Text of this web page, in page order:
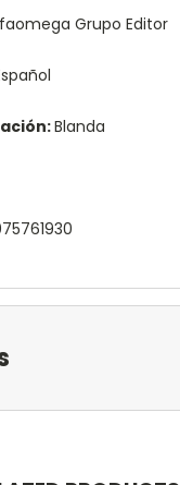
Grupo Editor
Blanda